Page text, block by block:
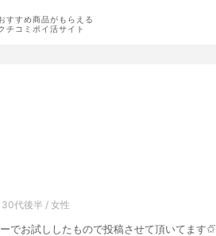
すすめ商品がもらえる
チコミポイ活サイト
代後半 / 女性
でお試ししたもので投稿させて頂いてます✩⃛